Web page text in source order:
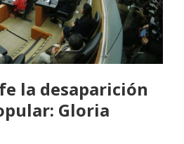
la desaparición
Gloria